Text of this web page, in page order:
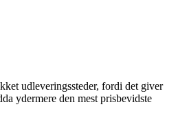
udleveringssteder, fordi det giver
ydermere den mest prisbevidste